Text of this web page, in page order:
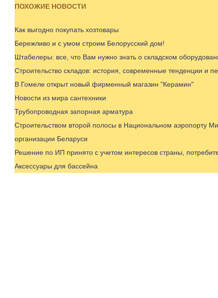
ПОХОЖИЕ НОВОСТИ
Как выгодно покупать хозтовары
Бережливо и с умом строим Белорусский дом!
Штабелеры: все, что Вам нужно знать о складском
Строительство складов: история, современные тенденции и
В Гомеле открыт новый фирменный магазин "Керамин"
Новости из мира сантехники
Трубопроводная запорная арматура
Строительством второй полосы в Национальном аэропорту
организации Беларуси
Решение по ИП принято с учетом интересов страны,
Аксессуары для бассейна